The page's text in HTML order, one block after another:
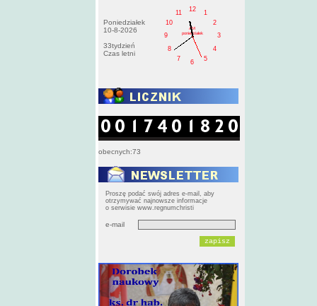
Poniedziałek
10-8-2026
33tydzień
Czas letni
1
2
3
4
5
6
7
8
9
10
11
12
AM
poniedziałek
obecnych:73
Proszę podać swój adres e-mail, aby
otrzymywać najnowsze informacje
o serwisie www.regnumchristi
e-mail